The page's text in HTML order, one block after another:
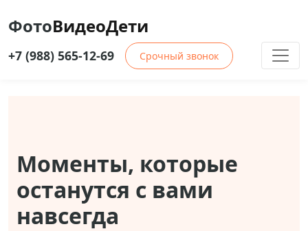
ФотоВидеоДети
+7 (988) 565-12-69 Срочный звонок
Моменты, которые
останутся с вами
навсегда